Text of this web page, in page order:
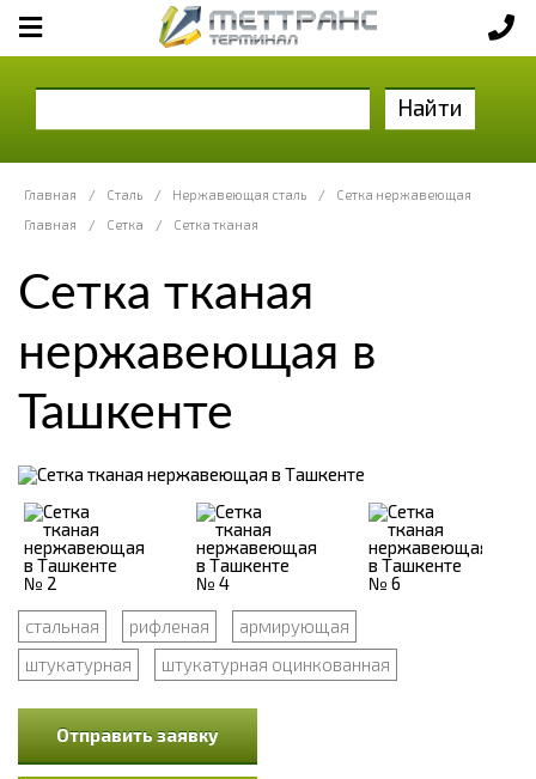
Найти
Главная / Сталь / Нержавеющая сталь /
Сетка нержавеющая
Главная
/ Сетка / Сетка тканая
Сетка тканая
нержавеющая в
Ташкенте
стальная рифленая
армирующая
штукатурная
штукатурная оцинкованная
Отправить заявку